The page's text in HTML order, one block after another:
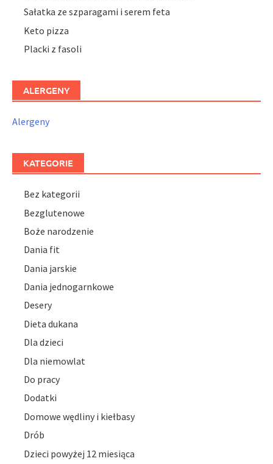
Sałatka ze szparagami i serem feta
Keto pizza
Placki z fasoli
ALERGENY
Alergeny
KATEGORIE
Bez kategorii
Bezglutenowe
Boże narodzenie
Dania fit
Dania jarskie
Dania jednogarnkowe
Desery
Dieta dukana
Dla dzieci
Dla niemowlat
Do pracy
Dodatki
Domowe wędliny i kiełbasy
Drób
Dzieci powyżej 12 miesiąca